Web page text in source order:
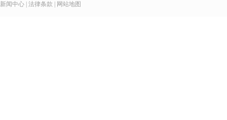
新闻中心 法律条款 网站地图